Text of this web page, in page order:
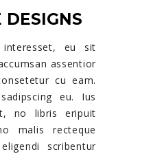
DESIGNS
eu sit
assentior
cu eam.
eu. Ius
no libris eripuit
malis recteque
scribentur